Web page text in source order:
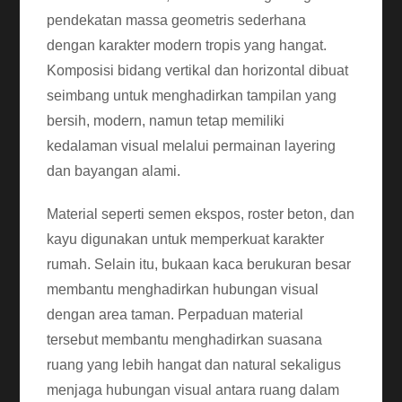
pendekatan massa geometris sederhana
dengan karakter modern tropis yang hangat.
Komposisi bidang vertikal dan horizontal dibuat
seimbang untuk menghadirkan tampilan yang
bersih, modern, namun tetap memiliki
kedalaman visual melalui permainan layering
dan bayangan alami.
Material seperti semen ekspos, roster beton, dan
kayu digunakan untuk memperkuat karakter
rumah. Selain itu, bukaan kaca berukuran besar
membantu menghadirkan hubungan visual
dengan area taman. Perpaduan material
tersebut membantu menghadirkan suasana
ruang yang lebih hangat dan natural sekaligus
menjaga hubungan visual antara ruang dalam